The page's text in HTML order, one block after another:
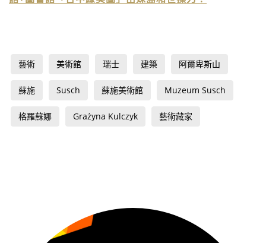
藝術 美術館 瑞士 建築 阿爾卑斯山
蘇施 Susch 蘇施美術館 Muzeum Susch
格羅蘇娜 Grażyna Kulczyk 藝術藏家